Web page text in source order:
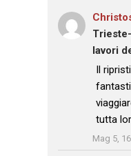
lavori
: “
Il
tutta
Mag 5,